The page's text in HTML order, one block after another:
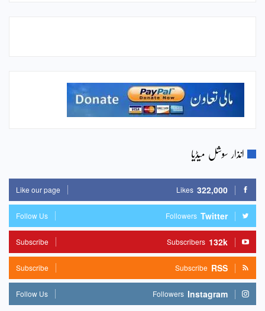
انذار سوشل میڈیا
322,000
Likes
Like our page
Twitter
Followers
Follow Us
132k
Subscribers
Subscribe
RSS
Subscribe
Subscribe
Instagram
Followers
Follow Us